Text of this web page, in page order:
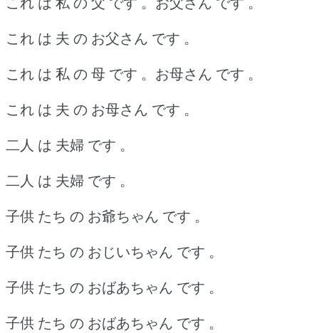
これ は 夫 の お父さん です 。
これ は 私 の 母 です 。お母さん です 。
これ は 夫 の お母さん です 。
二人 は 夫婦 です 。
二人 は 夫婦 です 。
子供 たち の お爺ちゃん です 。
子供 たち の おじいちゃん です 。
子供 たち の おばあちゃん です 。
子供 たち の おばあちゃん です 。